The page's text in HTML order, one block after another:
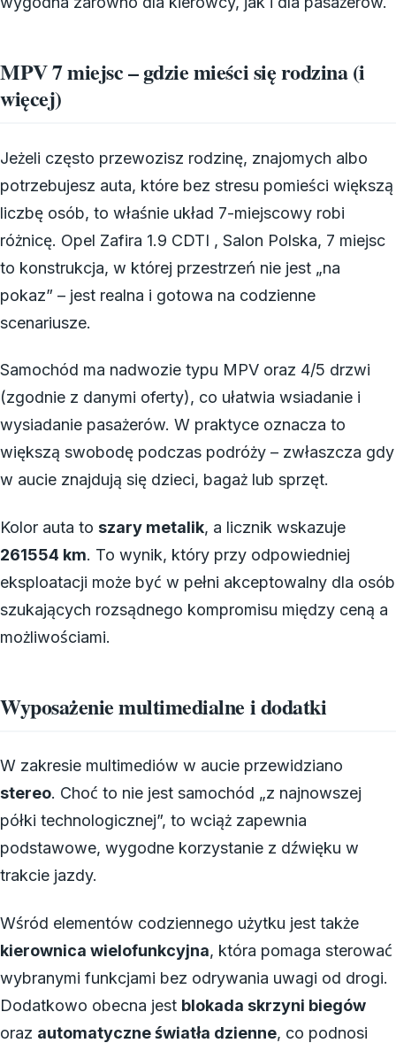
MPV 7 miejsc – gdzie mieści się rodzina (i
więcej)
Jeżeli często przewozisz rodzinę, znajomych albo
potrzebujesz auta, które bez stresu pomieści większą
liczbę osób, to właśnie układ 7-miejscowy robi
różnicę. Opel Zafira 1.9 CDTI , Salon Polska, 7 miejsc
to konstrukcja, w której przestrzeń nie jest „na
pokaz” – jest realna i gotowa na codzienne
scenariusze.
Samochód ma nadwozie typu MPV oraz 4/5 drzwi
(zgodnie z danymi oferty), co ułatwia wsiadanie i
wysiadanie pasażerów. W praktyce oznacza to
większą swobodę podczas podróży – zwłaszcza gdy
w aucie znajdują się dzieci, bagaż lub sprzęt.
Kolor auta to szary metalik, a licznik wskazuje
261554 km. To wynik, który przy odpowiedniej
eksploatacji może być w pełni akceptowalny dla osób
szukających rozsądnego kompromisu między ceną a
możliwościami.
Wyposażenie multimedialne i dodatki
W zakresie multimediów w aucie przewidziano
stereo. Choć to nie jest samochód „z najnowszej
półki technologicznej”, to wciąż zapewnia
podstawowe, wygodne korzystanie z dźwięku w
trakcie jazdy.
Wśród elementów codziennego użytku jest także
kierownica wielofunkcyjna, która pomaga sterować
wybranymi funkcjami bez odrywania uwagi od drogi.
Dodatkowo obecna jest blokada skrzyni biegów
oraz automatyczne światła dzienne, co podnosi